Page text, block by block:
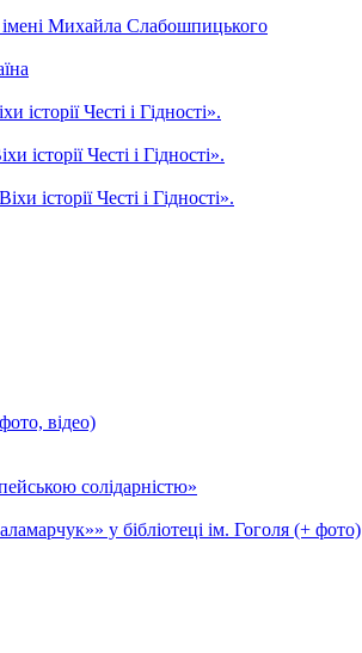
імені Михайла Слабошпицького
Честі і Гідності».
Честі і Гідності».
історії Честі і Гідності».
відео)
солідарністю»
у бібліотеці ім. Гоголя (+ фото)